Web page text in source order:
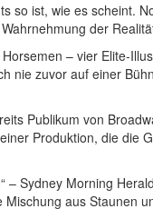
so ist, wie es scheint.
der
– vier Elite-
nie zuvor auf einer
Publikum von
Produktion, die die
– Sydney Morning
aus Staunen